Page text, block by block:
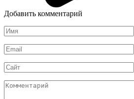
Добавить комментарий
Имя
*
Email
*
Сайт
Комментарий